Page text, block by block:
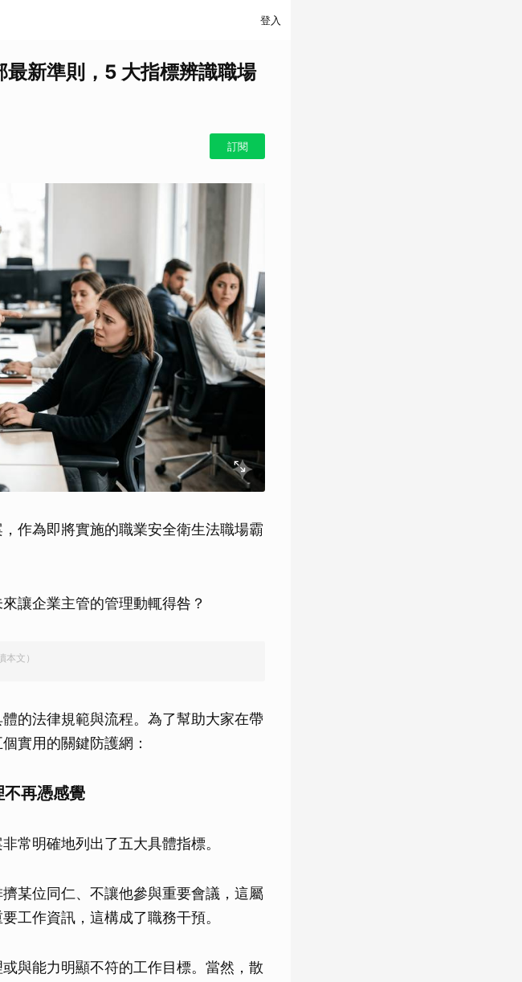
登入
新準則，5 大指標辨識職場
訂閱
作為即將實施的職業安全衛生法職場霸
讓企業主管的管理動輒得咎？
文）
的法律規範與流程。為了幫助大家在帶
實用的關鍵防護網：
再憑感覺
常明確地列出了五大具體指標。
某位同仁、不讓他參與重要會議，這屬
工作資訊，這構成了職務干預。
與能力明顯不符的工作目標。當然，散